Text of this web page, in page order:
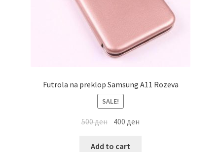
Futrola na preklop Samsung A11 Rozeva
SALE!
500ден 400 ден
Add to cart